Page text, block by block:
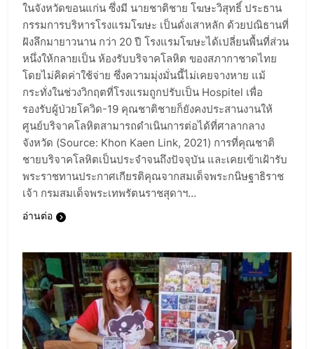
ในจังหวัดขอนแก่น ซึ่งมี นายชาติชาย โฆษะวิสุทธิ์ ประธาน
กรรมการบริหารโรงแรมโฆษะ เป็นดั่งเสาหลัก ด้วยปณิธานที่
ฝังลึกมายาวนาน กว่า 20 ปี โรงแรมโฆษะได้เปลี่ยนพื้นที่ส่วน
หนึ่งให้กลายเป็น ห้องรับบริจาคโลหิต ของสภากาชาดไทย
โดยไม่คิดค่าใช้จ่าย ซึ่งความมุ่งมั่นนี้ไม่เคยจางหาย แม้
กระทั่งในช่วงวิกฤตที่โรงแรมถูกปรับเป็น Hospitel เพื่อ
รองรับผู้ป่วยโควิด-19 คุณชาติชายก็ยังคงประสานงานให้
ศูนย์บริจาคโลหิตสามารถดำเนินการต่อได้ที่ศาลากลาง
จังหวัด (Source: Khon Kaen Link, 2021) การที่คุณชาติ
ชายบริจาคโลหิตเป็นประจำจนถึงปัจจุบัน และเคยเข้าเฝ้ารับ
พระราชทานประกาศเกียรติคุณจากสมเด็จพระกนิษฐาธิราช
เจ้า กรมสมเด็จพระเทพรัตนราชสุดาฯ…
อ่านต่อ